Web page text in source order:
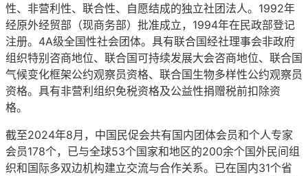
性、非营利性、联合性、自愿结成的独立社团法人。1992年
经原外经贸部（现商务部）批准成立，1994年在民政部登记
注册。4A级全国性社会团体。具有联合国经社理事会非政府
组织特别咨商地位、联合国可持续发展大会咨商地位、联合国
气候变化框架公约观察员资格、联合国生物多样性公约观察员
资格。具有非营利组织免税资格及公益性捐赠税前扣除资
格。
截至2024年8月，中国民促会共有国内团体会员和个人专家
会员178个，已与全球53个国家和地区的200余个国外民间组
织和国际多双边机构建立交流与合作关系。已在国内31个省